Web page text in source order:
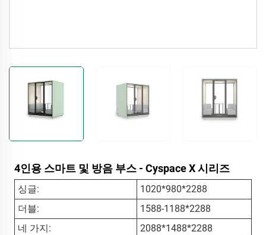
4인용 스마트 및 방음 부스 - Cyspace X 시리즈
싱글:
1020*980*2288
더블:
1588-1188*2288
네 가지:
2088*1488*2288